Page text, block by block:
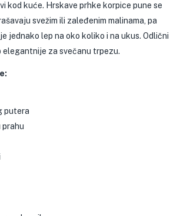
kod kuće. Hrskave prhke korpice pune se
svežim ili zaleđenim malinama, pa
jednako lep na oko koliko i na ukus. Odlični
elegantnije za svečanu trpezu.
putera
prahu